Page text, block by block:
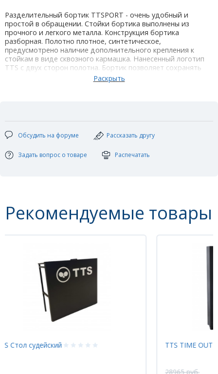
Разделительный бортик TTSPORT - очень удобный и
простой в обращении. Стойки бортика выполнены из
прочного и легкого металла. Конструкция бортика
разборная. Полотно плотное, синтетическое,
предусмотрено наличие дополнительного крепления к
стойкам в виде сквозного кармашка. Нанесенный логотип
TTS c двух сторон полотна. Бортик позволяет сохранять
мячи в пределах игровой зоны. Предназначен для
использования в залах для настольного тенниса.
Цвет полотна: синий
Обсудить на форуме Рассказать другу
Задать вопрос о товаре Распечатать
Рекомендуемые товары
TTS TIME OUT электронный